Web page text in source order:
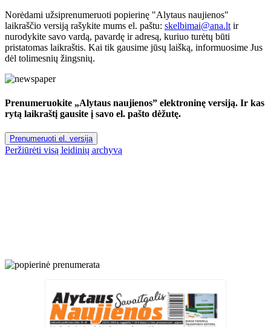
Norėdami užsiprenumeruoti popierinę "Alytaus naujienos"
laikraščio versiją rašykite mums el. paštu: skelbimai@ana.ltir
nurodykite savo vardą, pavardę ir adresą, kuriuo turėtų būti
pristatomas laikraštis. Kai tik gausime jūsų laišką, informuosime Jus
dėl tolimesnių žingsnių.
Prenumeruokite „Alytaus naujienos” elektroninę versiją. Ir kas
rytą laikraštį gausite į savo el. pašto dėžutę.
Prenumeruoti el. versiją
Peržiūrėti visą leidinių archyvą